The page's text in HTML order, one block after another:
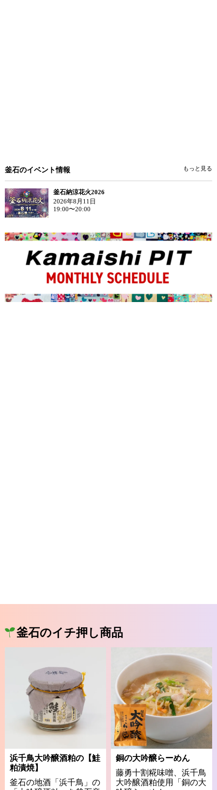
釜石のイベント情報 もっと見る
釜石納涼花火2026
2026年8月11日
19:00〜20:00
釜石のイチ押し商品
浜千鳥大吟醸酒粕の【鮭
粕漬焼】
釜石の地酒「浜千鳥」の
銅の大吟醸らーめん
藤勇十割糀味噌、浜千鳥
大吟醸酒粕使用「銅の大